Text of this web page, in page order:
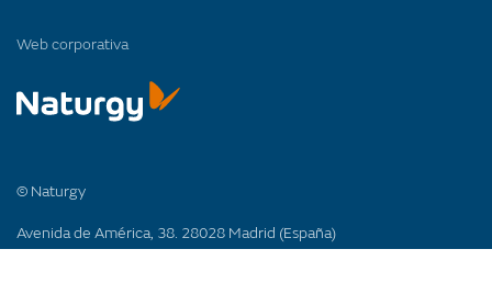
Web corporativa
© Naturgy
Avenida de América, 38. 28028 Madrid (España)